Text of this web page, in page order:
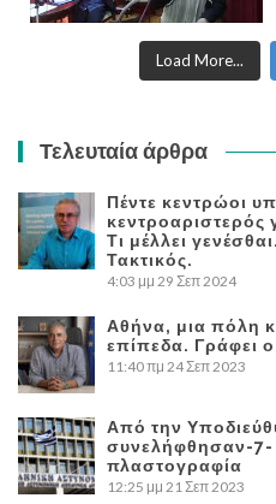
Load More...
Τελευταία άρθρα
Πέντε κεντρώοι
κεντροαριστερός
Τι μέλλει
Τακτικός.
4:03 μμ 29 Σεπ 2024
Αθήνα, μια πόλη
επίπεδα. Γράφει
11:40 πμ 24 Σεπ 2023
Από την
συνελήφθησαν-7-
πλαστογραφία
12:25 μμ 21 Σεπ 2023